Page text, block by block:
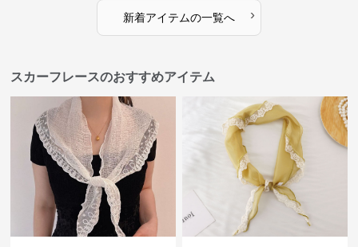
新着アイテムの一覧へ ›
スカーフレースのおすすめアイテム